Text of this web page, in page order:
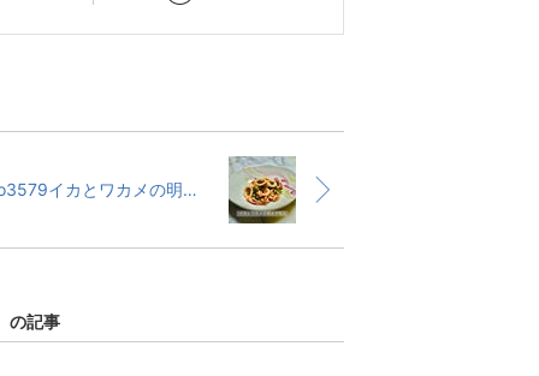
No3579イカとワカメの明太子和え
の記事